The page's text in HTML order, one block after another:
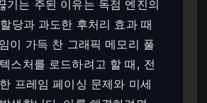
기는 주된 이유는 독점 엔진의
당과 과도한 후처리 효과 때
이 가득 찬 그래픽 메모리 풀
스처를 로드하려고 할 때, 전
프레임 페이싱 문제와 미세